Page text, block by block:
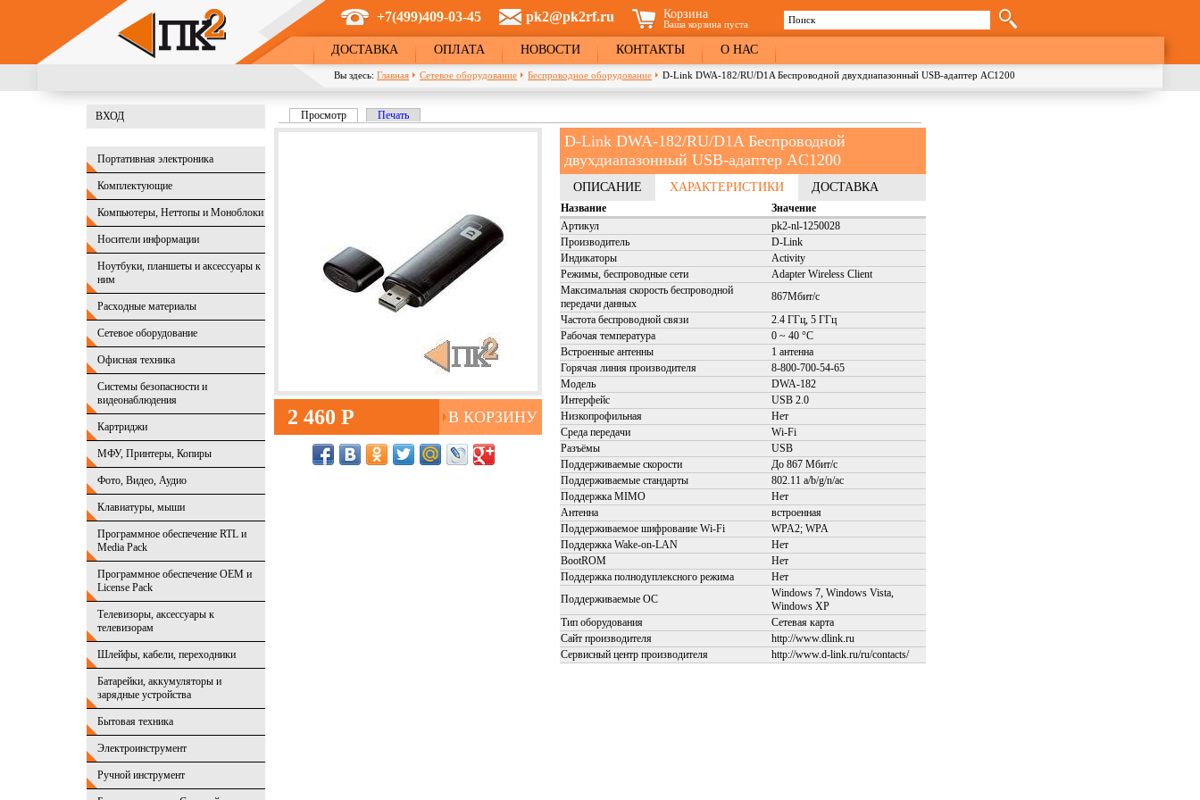
Перейти к основному содержанию
+7(499)409-03-45 pk2@pk2rf.ru Корзина
Ваша корзина пуста Форма поиска
Поиск
ДОСТАВКА ОПЛАТА НОВОСТИ КОНТАКТЫ О НАС
Вы здесь: Главная Сетевое оборудование Беспроводное оборудование D-Link DWA-182/RU/D1A Беспроводной двухдиапазонный USB-адаптер AC1200
ВХОД
Портативная электроника
Комплектующие
Компьютеры, Неттопы и Моноблоки
Носители информации
Ноутбуки, планшеты и аксессуары к
ним
Расходные материалы
Сетевое оборудование
Офисная техника
Системы безопасности и
видеонаблюдения
Картриджи
МФУ, Принтеры, Копиры
Фото, Видео, Аудио
Клавиатуры, мыши
Программное обеспечение RTL и
Media Pack
Программное обеспечение OEM и
License Pack
Телевизоры, аксессуары к
телевизорам
Шлейфы, кабели, переходники
Батарейки, аккумуляторы и
зарядные устройства
Бытовая техника
Электроинструмент
Ручной инструмент
Главные вкладки
Просмотр (активная вкладка)
Печать
2 460 Р
D-Link DWA-182/RU/D1A Беспроводной
двухдиапазонный USB-адаптер AC1200
ОПИСАНИЕ ХАРАКТЕРИСТИКИ ДОСТАВКА
Название
Значение
Артикул
pk2-nl-1250028
Производитель
D-Link
Индикаторы
Activity
Режимы, беспроводные сети
Adapter Wireless Client
Максимальная скорость беспроводной
передачи данных
867Мбит/с
Частота беспроводной связи
2.4 ГГц, 5 ГГц
Рабочая температура
0 ~ 40 °C
Встроенные антенны
1 антенна
Горячая линия производителя
8-800-700-54-65
Модель
DWA-182
Интерфейс
USB 2.0
Низкопрофильная
Нет
Среда передачи
Wi-Fi
Разъёмы
USB
Поддерживаемые скорости
До 867 Мбит/с
Поддерживаемые стандарты
802.11 a/b/g/n/ac
Поддержка MIMO
Нет
Антенна
встроенная
Поддерживаемое шифрование Wi-Fi
WPA2; WPA
Поддержка Wake-on-LAN
Нет
BootROM
Нет
Поддержка полнодуплексного режима
Нет
Поддерживаемые ОС
Windows 7, Windows Vista,
Windows XP
Тип оборудования
Сетевая карта
Сайт производителя
http://www.dlink.ru
Сервисный центр производителя
http://www.d-link.ru/ru/contacts/